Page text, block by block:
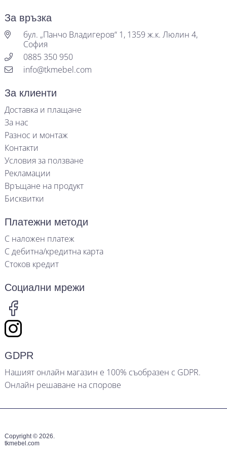
За връзка
бул. „Панчо Владигеров“ 1, 1359 ж.к. Люлин 4,
София
0885 350 950
info@tkmebel.com
За клиенти
Доставка и плащане
За нас
Разнос и монтаж
Контакти
Условия за ползване
Рекламации
Връщане на продукт
Бисквитки
Платежни методи
С наложен платеж
С дебитна/кредитна карта
Стоков кредит
Социални мрежи
GDPR
Нашият онлайн магазин е 100% съобразен с GDPR.
Онлайн решаване на спорове
Copyright © 2026.
tkmebel.com